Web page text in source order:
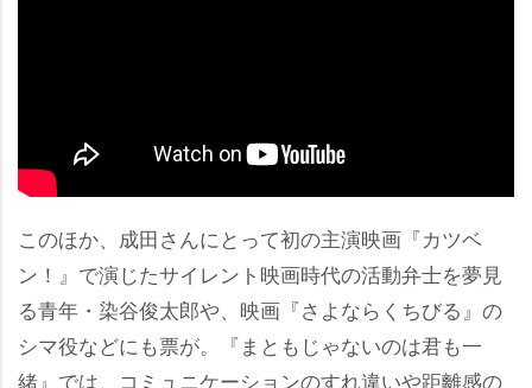
このほか、成田さんにとって初の主演映画『カツベ
ン！』で演じたサイレント映画時代の活動弁士を夢見
る青年・染谷俊太郎や、映画『さよならくちびる』の
シマ役などにも票が。『まともじゃないのは君も一
緒』では、コミュニケーションのすれ違いや距離感の